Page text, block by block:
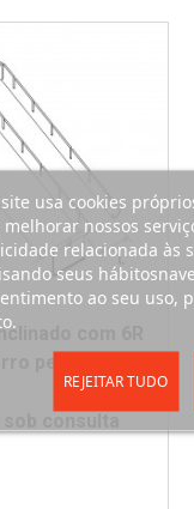
com 6R
site usa cookies
melhorar nossos
relacionada às
seus
ao seu uso,
REJEITAR TUDO